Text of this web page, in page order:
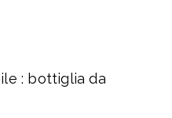
: bottiglia da